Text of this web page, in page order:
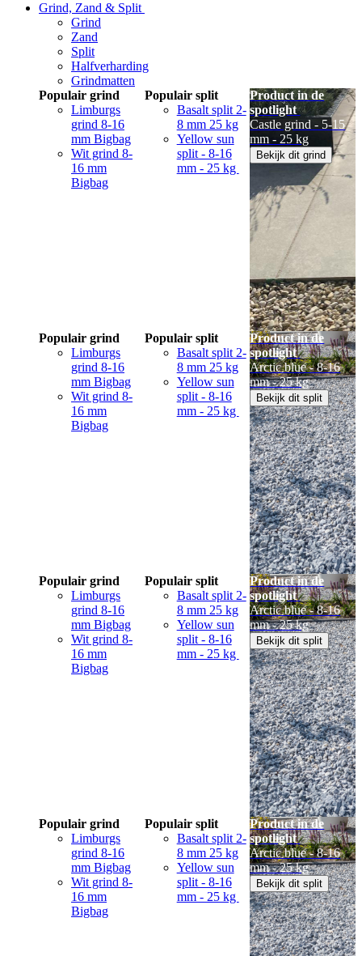
Grind, Zand & Split
Grind
Zand
Split
Halfverharding
Grindmatten
Populair grind
Limburgs
grind 8-16
mm Bigbag
Wit grind 8-
16 mm
Bigbag
Populair split
Basalt split 2-
8 mm 25 kg
Yellow sun
split - 8-16
mm - 25 kg
Product in de
spotlight
Castle grind - 5-15
mm - 25 kg
Bekijk dit grind
Populair grind
Limburgs
grind 8-16
mm Bigbag
Wit grind 8-
16 mm
Bigbag
Populair split
Basalt split 2-
8 mm 25 kg
Yellow sun
split - 8-16
mm - 25 kg
Product in de
spotlight
Arctic blue - 8-16
mm - 25 kg
Bekijk dit split
Populair grind
Limburgs
grind 8-16
mm Bigbag
Wit grind 8-
16 mm
Bigbag
Populair split
Basalt split 2-
8 mm 25 kg
Yellow sun
split - 8-16
mm - 25 kg
Product in de
spotlight
Arctic blue - 8-16
mm - 25 kg
Bekijk dit split
Populair grind
Limburgs
grind 8-16
mm Bigbag
Wit grind 8-
16 mm
Bigbag
Populair split
Basalt split 2-
8 mm 25 kg
Yellow sun
split - 8-16
mm - 25 kg
Product in de
spotlight
Arctic blue - 8-16
mm - 25 kg
Bekijk dit split